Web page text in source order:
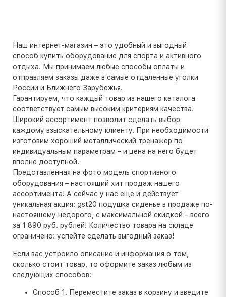
Наш интернет-магазин – это удобный и выгодный
способ купить оборудование для спорта и активного
отдыха. Мы принимаем любые способы оплаты и
отправляем заказы даже в самые отдаленные уголки
России и Ближнего Зарубежья.
Гарантируем, что каждый товар из нашего каталога
соответствует самым высоким критериям качества.
Широкий ассортимент позволит сделать выбор
каждому взыскательному клиенту. При необходимости
изготовим хороший металлический тренажер по
индивидуальным параметрам – и цена на него будет
вполне доступной.
Представленная на фото модель спортивного
оборудования – настоящий хит продаж нашего
ассортимента! А сейчас у нас еще и действует
уникальная акция: gst20 подушка сиденье в продаже по-
настоящему недорого, с максимальной скидкой – всего
за 1 890 руб. рублей! Количество товара на складе
ограничено: успейте сделать выгодный заказ!
Если вас устроило описание и информация о том,
сколько стоит товар, то оформите заказ любым из
следующих способов:
Способ 1. Переместите заказ в корзину и введите